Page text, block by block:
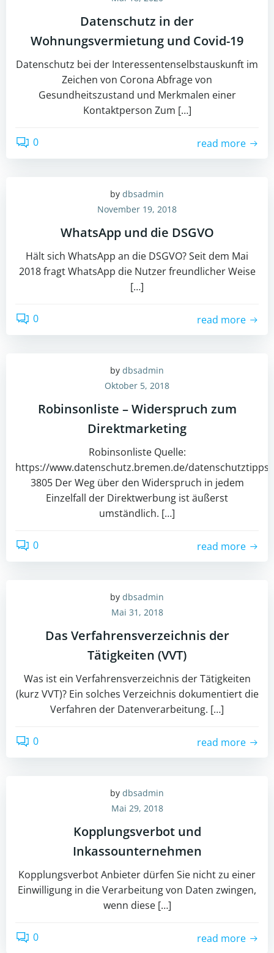
Datenschutz in der
Wohnungsvermietung und Covid-19
Datenschutz bei der Interessentenselbstauskunft im
Zeichen von Corona Abfrage von
Gesundheitszustand und Merkmalen einer
Kontaktperson Zum […]
0 read more
by dbsadmin
November 19, 2018
WhatsApp und die DSGVO
Hält sich WhatsApp an die DSGVO? Seit dem Mai
2018 fragt WhatsApp die Nutzer freundlicher Weise
[…]
0 read more
by dbsadmin
Oktober 5, 2018
Robinsonliste – Widerspruch zum
Direktmarketing
Robinsonliste Quelle:
https://www.datenschutz.bremen.de/
3805 Der Weg über den Widerspruch in jedem
Einzelfall der Direktwerbung ist äußerst
umständlich. […]
0 read more
by dbsadmin
Mai 31, 2018
Das Verfahrensverzeichnis der
Tätigkeiten (VVT)
Was ist ein Verfahrensverzeichnis der Tätigkeiten
(kurz VVT)? Ein solches Verzeichnis dokumentiert die
Verfahren der Datenverarbeitung. […]
0 read more
by dbsadmin
Mai 29, 2018
Kopplungsverbot und
Inkassounternehmen
Kopplungsverbot Anbieter dürfen Sie nicht zu einer
Einwilligung in die Verarbeitung von Daten zwingen,
wenn diese […]
0 read more